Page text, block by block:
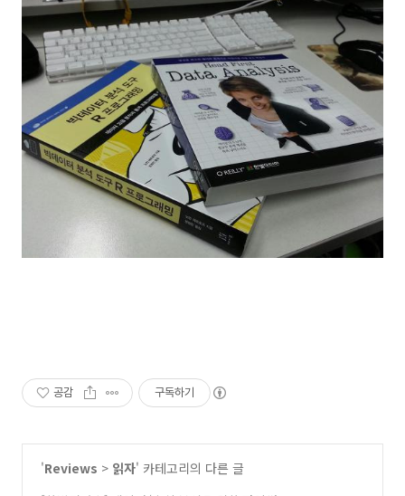
공감 구독하기
'Reviews > 읽자' 카테고리의 다른 글